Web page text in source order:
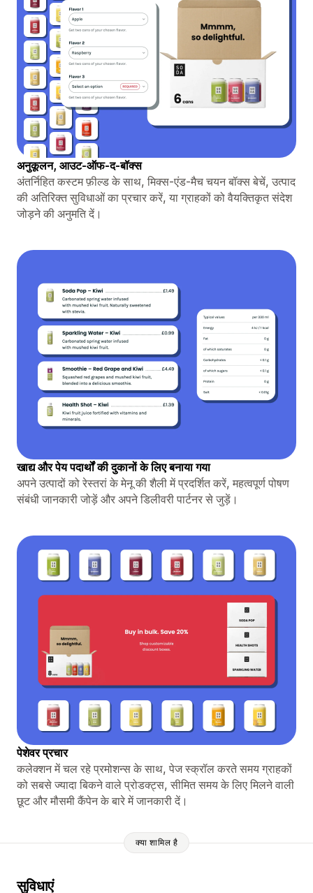
अनुकूलन, आउट-ऑफ-द-बॉक्स
अंतर्निहित कस्टम फ़ील्ड के साथ, मिक्स-एंड-मैच चयन बॉक्स बेचें, उत्पाद
की अतिरिक्त सुविधाओं का प्रचार करें, या ग्राहकों को वैयक्तिकृत संदेश
जोड़ने की अनुमति दें।
खाद्य और पेय पदार्थों की दुकानों के लिए बनाया गया
अपने उत्पादों को रेस्तरां के मेनू की शैली में प्रदर्शित करें, महत्वपूर्ण पोषण
संबंधी जानकारी जोड़ें और अपने डिलीवरी पार्टनर से जुड़ें।
पेशेवर प्रचार
कलेक्शन में चल रहे प्रमोशन्स के साथ, पेज स्क्रॉल करते समय ग्राहकों
को सबसे ज्यादा बिकने वाले प्रोडक्ट्स, सीमित समय के लिए मिलने वाली
छूट और मौसमी कैंपेन के बारे में जानकारी दें।
क्या शामिल है
सुविधाएं